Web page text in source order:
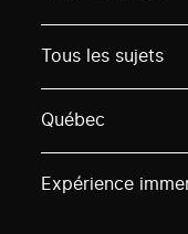
Tous les sujets
Québec
Expérience